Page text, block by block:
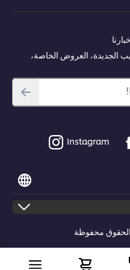
This video player
browser storage. If
click the
وحليب الماعز وموس
الجديدة، العروض الخاصة،
Instagram